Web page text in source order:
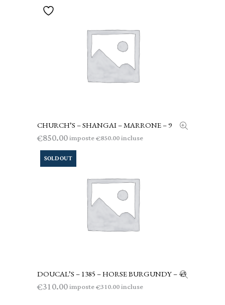
AGGIUNGI AL CARRELLO
CHURCH’S – SHANGAI – MARRONE – 9
€850.00imposte€850.00incluse
SOLD OUT
LEGGI TUTTO
DOUCAL’S – 1385 – HORSE BURGUNDY – 43
€310.00imposte€310.00incluse